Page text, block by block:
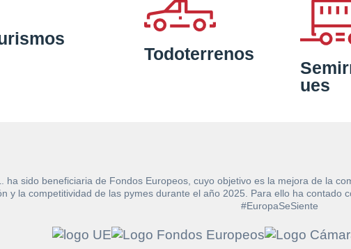
Todoterrenos
ues
ha sido beneficiaria de Fondos Europeos, cuyo objetivo es la mejora de la
y la competitividad de las pymes durante el año 2025. Para ello ha contado
#EuropaSeSiente